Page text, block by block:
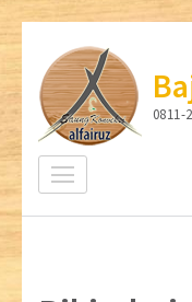
konten
(Tekan
Enter)
0811-